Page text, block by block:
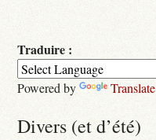
Traduire :
Powered by Translate
Divers (et d’été)